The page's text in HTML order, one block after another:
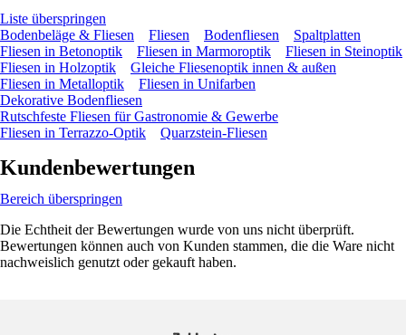
Liste überspringen
Bodenbeläge & Fliesen
Fliesen Bodenfliesen
Spaltplatten
Fliesen in Betonoptik
Fliesen in Marmoroptik
Fliesen in Steinoptik
Fliesen in Holzoptik
Gleiche Fliesenoptik innen & außen
Fliesen in Metalloptik
Fliesen in Unifarben
Dekorative Bodenfliesen
Rutschfeste Fliesen für Gastronomie & Gewerbe
Fliesen in Terrazzo-Optik
Quarzstein-Fliesen
Kundenbewertungen
Bereich überspringen
Die Echtheit der Bewertungen wurde von uns nicht überprüft.
Bewertungen können auch von Kunden stammen, die die Ware nicht
nachweislich genutzt oder gekauft haben.